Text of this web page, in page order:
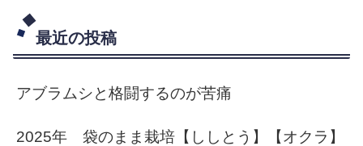
最近の投稿
アブラムシと格闘するのが苦痛
2025年 袋のまま栽培【ししとう】【オクラ】